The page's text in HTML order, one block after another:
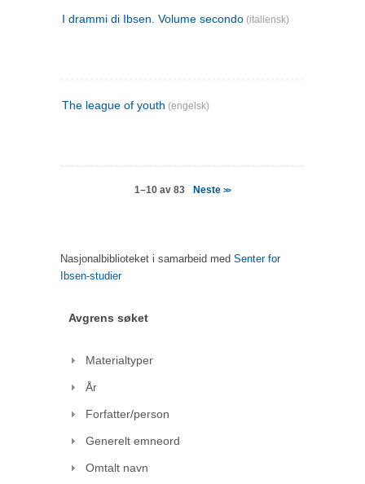
I drammi di Ibsen. Volume secondo (italiensk)
The league of youth (engelsk)
1–10 av 83 Neste>>
Nasjonalbiblioteket i samarbeid med Senter for
Ibsen-studier
Avgrens søket
Materialtyper
År
Forfatter/person
Generelt emneord
Omtalt navn